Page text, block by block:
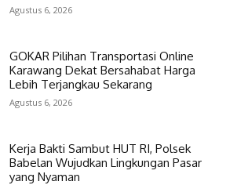
Agustus 6, 2026
GOKAR Pilihan Transportasi Online
Karawang Dekat Bersahabat Harga
Lebih Terjangkau Sekarang
Agustus 6, 2026
Kerja Bakti Sambut HUT RI, Polsek
Babelan Wujudkan Lingkungan Pasar
yang Nyaman